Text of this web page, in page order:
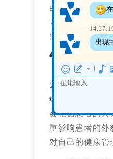
白癜风虽然不危
方法很多，可以
需要注意护理皮
4. 怎样
避免过度暴露于
经常处在较恶劣
会根据患者的具
重影响患者的外
对自己的健康管
出现